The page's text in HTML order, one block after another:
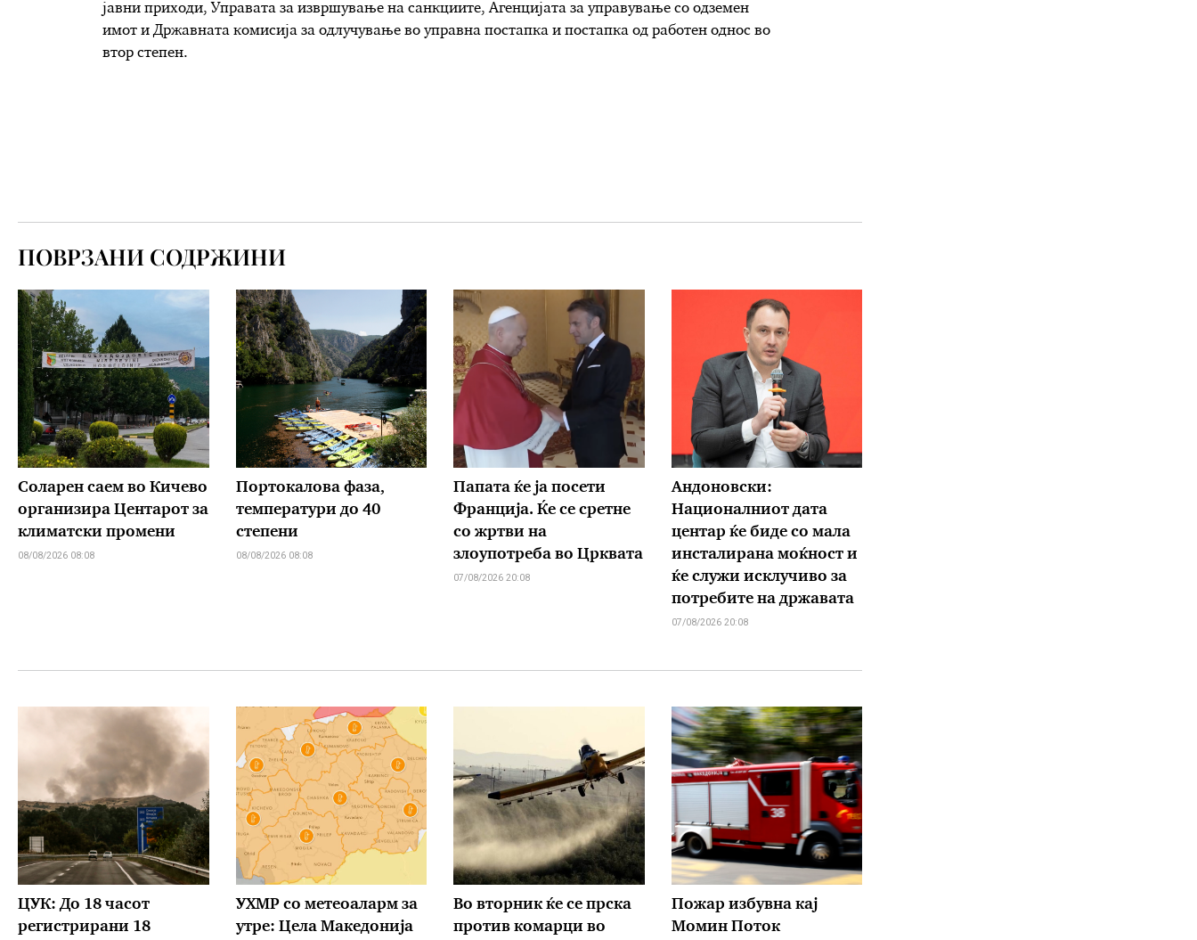
јавни приходи, Управата за извршување на санкциите, Агенцијата за управување со одземен
имот и Државната комисија за одлучување во управна постапка и постапка од работен однос во
втор степен.
ПОВРЗАНИ СОДРЖИНИ
Соларен саем во Кичево
организира Центарот за
климатски промени
08/08/2026 08:08
Портокалова фаза,
температури до 40
степени
08/08/2026 08:08
Папата ќе ја посети
Франција. Ќе се сретне
со жртви на
злоупотреба во Црквата
07/08/2026 20:08
Андоновски:
Националниот дата
центар ќе биде со мала
инсталирана моќност и
ќе служи исклучиво за
потребите на државата
07/08/2026 20:08
ЦУК: До 18 часот
регистрирани 18
УХМР со метеоаларм за
утре: Цела Македонија
Во вторник ќе се прска
против комарци во
Пожар избувна кај
Момин Поток